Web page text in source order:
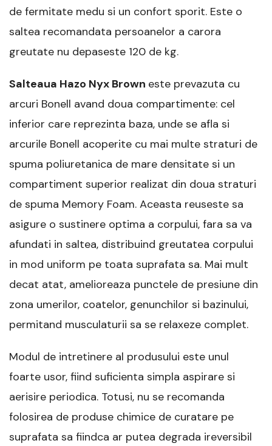
de fermitate medu si un confort sporit. Este o
saltea recomandata persoanelor a carora
greutate nu depaseste 120 de kg.
Salteaua Hazo Nyx Brown este prevazuta cu
arcuri Bonell avand doua compartimente: cel
inferior care reprezinta baza, unde se afla si
arcurile Bonell acoperite cu mai multe straturi de
spuma poliuretanica de mare densitate si un
compartiment superior realizat din doua straturi
de spuma Memory Foam. Aceasta reuseste sa
asigure o sustinere optima a corpului, fara sa va
afundati in saltea, distribuind greutatea corpului
in mod uniform pe toata suprafata sa. Mai mult
decat atat, amelioreaza punctele de presiune din
zona umerilor, coatelor, genunchilor si bazinului,
permitand musculaturii sa se relaxeze complet.
Modul de intretinere al produsului este unul
foarte usor, fiind suficienta simpla aspirare si
aerisire periodica. Totusi, nu se recomanda
folosirea de produse chimice de curatare pe
suprafata sa fiindca ar putea degrada ireversibil